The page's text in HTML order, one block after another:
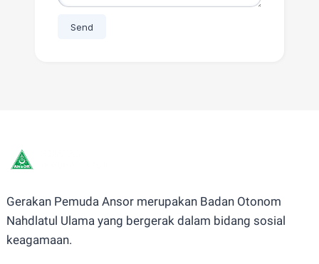
Gerakan Pemuda Ansor merupakan Badan Otonom
Nahdlatul Ulama yang bergerak dalam bidang sosial
keagamaan.